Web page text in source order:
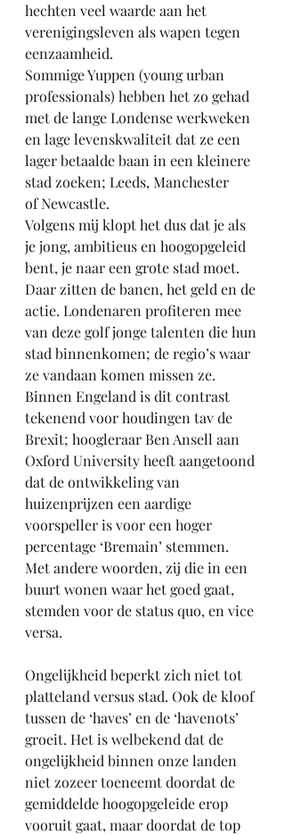
hechten veel waarde aan het
verenigingsleven als wapen tegen
eenzaamheid.
Sommige Yuppen (young urban
professionals) hebben het zo gehad
met de lange Londense werkweken
en lage levenskwaliteit dat ze een
lager betaalde baan in een kleinere
stad zoeken; Leeds, Manchester
of Newcastle.
Volgens mij klopt het dus dat je als
je jong, ambitieus en hoogopgeleid
bent, je naar een grote stad moet.
Daar zitten de banen, het geld en de
actie. Londenaren profiteren mee
van deze golf jonge talenten die hun
stad binnenkomen; de regio’s waar
ze vandaan komen missen ze.
Binnen Engeland is dit contrast
tekenend voor houdingen tav de
Brexit; hoogleraar Ben Ansell aan
Oxford University heeft aangetoond
dat de ontwikkeling van
huizenprijzen een aardige
voorspeller is voor een hoger
percentage ‘Bremain’ stemmen.
Met andere woorden, zij die in een
buurt wonen waar het goed gaat,
stemden voor de status quo, en vice
versa.
Ongelijkheid beperkt zich niet tot
platteland versus stad. Ook de kloof
tussen de ‘haves’ en de ‘havenots’
groeit. Het is welbekend dat de
ongelijkheid binnen onze landen
niet zozeer toeneemt doordat de
gemiddelde hoogopgeleide erop
vooruit gaat, maar doordat de top